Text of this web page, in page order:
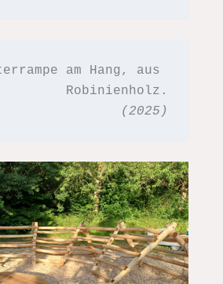
am Hang, aus
Robinienholz.
(2025)